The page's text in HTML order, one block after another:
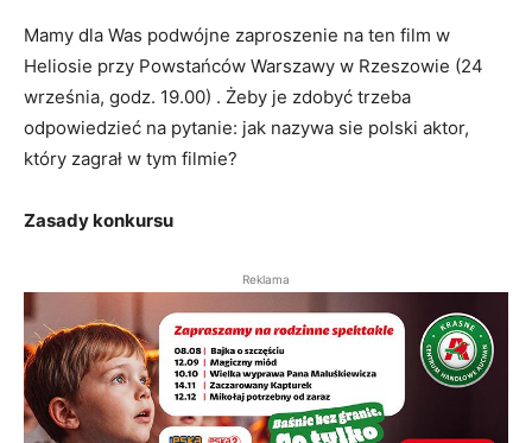
Mamy dla Was podwójne zaproszenie na ten film w
Heliosie przy Powstańców Warszawy w Rzeszowie (24
września, godz. 19.00) . Żeby je zdobyć trzeba
odpowiedzieć na pytanie: jak nazywa sie polski aktor,
który zagrał w tym filmie?
Zasady konkursu
Reklama